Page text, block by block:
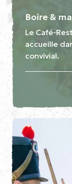
Boire &
Le Café-
accueille
convivial.